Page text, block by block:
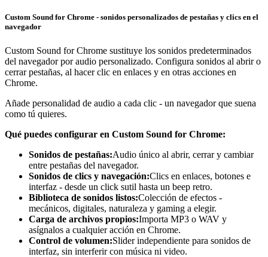
Custom Sound for Chrome - sonidos personalizados de pestañas y clics en el
navegador
Custom Sound for Chrome sustituye los sonidos predeterminados
del navegador por audio personalizado. Configura sonidos al abrir o
cerrar pestañas, al hacer clic en enlaces y en otras acciones en
Chrome.
Añade personalidad de audio a cada clic - un navegador que suena
como tú quieres.
Qué puedes configurar en Custom Sound for Chrome:
Sonidos de pestañas:Audio único al abrir, cerrar y cambiar
entre pestañas del navegador.
Sonidos de clics y navegación:Clics en enlaces, botones e
interfaz - desde un click sutil hasta un beep retro.
Biblioteca de sonidos listos:Colección de efectos -
mecánicos, digitales, naturaleza y gaming a elegir.
Carga de archivos propios:Importa MP3 o WAV y
asígnalos a cualquier acción en Chrome.
Control de volumen:Slider independiente para sonidos de
interfaz, sin interferir con música ni video.